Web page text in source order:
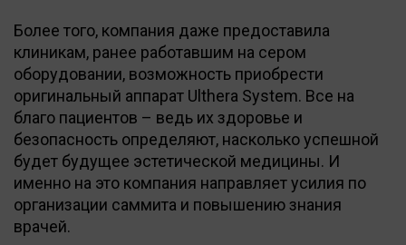
Более того, компания даже предоставила
клиникам, ранее работавшим на сером
оборудовании, возможность приобрести
оригинальный аппарат Ulthera System. Все на
благо пациентов – ведь их здоровье и
безопасность определяют, насколько успешной
будет будущее эстетической медицины. И
именно на это компания направляет усилия по
организации саммита и повышению знания
врачей.